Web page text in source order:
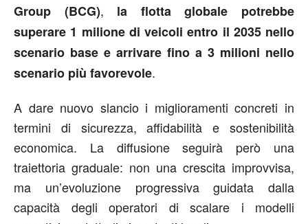
Group (BCG), la flotta globale potrebbe
superare 1 milione di veicoli entro il 2035 nello
scenario base e arrivare fino a 3 milioni nello
scenario più favorevole.
A dare nuovo slancio i miglioramenti concreti in
termini di sicurezza, affidabilità e sostenibilità
economica. La diffusione seguirà però una
traiettoria graduale: non una crescita improvvisa,
ma un’evoluzione progressiva guidata dalla
capacità degli operatori di scalare i modelli